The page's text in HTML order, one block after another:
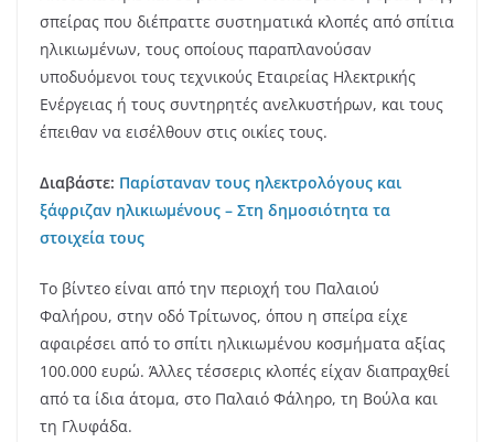
σπείρας που διέπραττε συστηματικά κλοπές από σπίτια
ηλικιωμένων, τους οποίους παραπλανούσαν
υποδυόμενοι τους τεχνικούς Εταιρείας Ηλεκτρικής
Ενέργειας ή τους συντηρητές ανελκυστήρων, και τους
έπειθαν να εισέλθουν στις οικίες τους.
Διαβάστε: Παρίσταναν τους ηλεκτρολόγους και
ξάφριζαν ηλικιωμένους – Στη δημοσιότητα τα
στοιχεία τους
Το βίντεο είναι από την περιοχή του Παλαιού
Φαλήρου, στην οδό Τρίτωνος, όπου η σπείρα είχε
αφαιρέσει από το σπίτι ηλικιωμένου κοσμήματα αξίας
100.000 ευρώ. Άλλες τέσσερις κλοπές είχαν διαπραχθεί
από τα ίδια άτομα, στο Παλαιό Φάληρο, τη Βούλα και
τη Γλυφάδα.